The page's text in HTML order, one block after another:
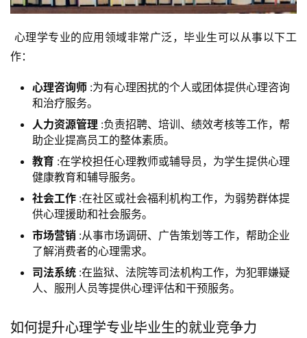
作：
心理咨询师 :为有心理困扰的个人或团体提供心理咨询
和治疗服务。
人力资源管理 :负责招聘、培训、绩效考核等工作，帮
助企业提高员工的整体素质。
教育 :在学校担任心理教师或辅导员，为学生提供心理
健康教育和辅导服务。
社会工作 :在社区或社会福利机构工作，为弱势群体提
供心理援助和社会服务。
市场营销 :从事市场调研、广告策划等工作，帮助企业
了解消费者的心理需求。
司法系统 :在监狱、法院等司法机构工作，为犯罪嫌疑
人、服刑人员等提供心理评估和干预服务。
如何提升心理学专业毕业生的就业竞争力